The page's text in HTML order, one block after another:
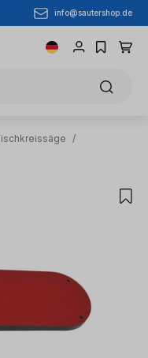
info@sautershop.de
/